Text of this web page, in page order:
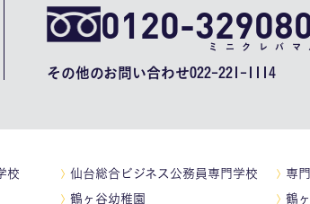
0120-
ミニクレバ
その他のお問い合わせ022-221-1114
校 仙台総合ビジネス公務員専門学校
専
鶴ヶ谷幼稚園 鶴